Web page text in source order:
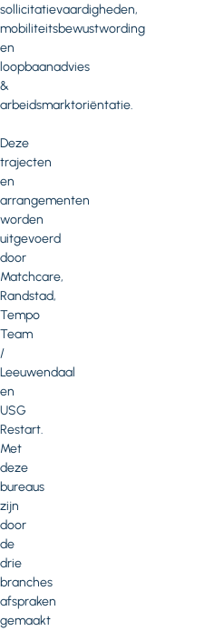
sollicitatievaardigheden,
mobiliteitsbewustwording
en
loopbaanadvies
&
arbeidsmarktoriëntatie.
Deze
trajecten
en
arrangementen
worden
uitgevoerd
door
Matchcare,
Randstad,
Tempo
Team
/
Leeuwendaal
en
USG
Restart.
Met
deze
bureaus
zijn
door
de
drie
branches
afspraken
gemaakt